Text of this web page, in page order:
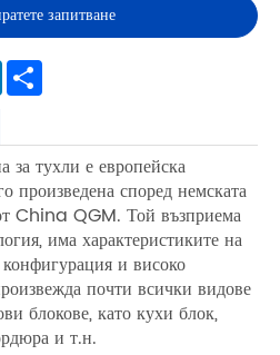
запитване
LinkedIn
за тухли е европейска
произведена според немската
China QGM. Той възприема
има характеристиките на
и високо
почти всички видове
блокове, като кухи блок,
и т.н.